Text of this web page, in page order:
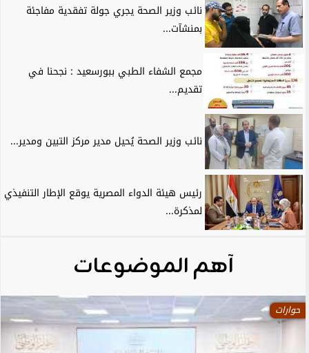
نائب وزير الصحة يجري جولة تفقدية مفاجئة
بمنشآت...
مجمع الشفاء الطبي ببورسعيد : نجحنا في
تقديم...
نائب وزير الصحة يُحيل مدير مركز التبين ومدير...
رئيس هيئة الدواء المصرية يوقع الإطار التنفيذي
لمذكرة...
آهم الموضوعات
حوارات